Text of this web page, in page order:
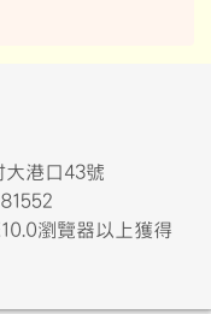
港口43號
瀏覽器以上獲得